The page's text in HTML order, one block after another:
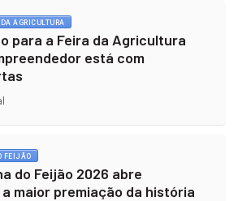
DA AGRICULTURA
para a Feira da Agricultura
está com
FEIJÃO
do Feijão 2026 abre
maior premiação da história